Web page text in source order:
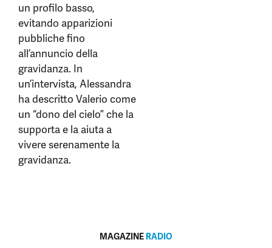
un profilo basso,
evitando apparizioni
pubbliche fino
all’annuncio della
gravidanza. In
un’intervista, Alessandra
ha descritto Valerio come
un “dono del cielo” che la
supporta e la aiuta a
vivere serenamente la
gravidanza.
MAGAZINE RADIO